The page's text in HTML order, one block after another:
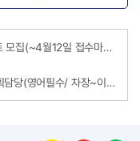
연금영업전략P 단기 아르바이트 모집(~4월12일 접수마감)
외국계 보험사_ 재보험전략 기획담당(영어필수/ 차장~이사급)